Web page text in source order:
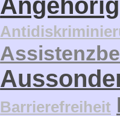
Barrierefreiheit